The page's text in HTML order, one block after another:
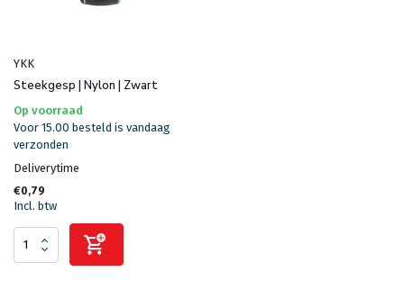
YKK
Steekgesp | Nylon | Zwart
Op voorraad
Voor 15.00 besteld is vandaag
verzonden
Deliverytime
€0,79
Incl. btw